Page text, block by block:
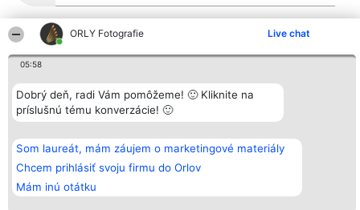
ORLY Fotografie Live chat
05:58
Dobrý deň, radi Vám pomôžeme! 🙂 Kliknite na
príslušnú tému konverzácie! 🙂
Som laureát, mám záujem o marketingové materiály
Chcem prihlásiť svoju firmu do Orlov
Mám inú otátku
Organizátor hodnotenia
o. sp. k.
Wrocław 50-079
KRS 0000749100 | Regon
381313360 | NIP 8943132676
+48 508 492 400
Laureatów
Podmienky
Obchodné
podmienky
ochrany
údajov
Kontakt